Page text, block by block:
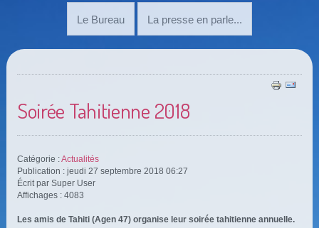
Le Bureau La presse en parle...
Soirée Tahitienne 2018
Catégorie :Actualités
Publication : jeudi 27 septembre 2018 06:27
Écrit par Super User
Affichages : 4083
Les amis de Tahiti (Agen 47) organise leur soirée tahitienne annuelle.